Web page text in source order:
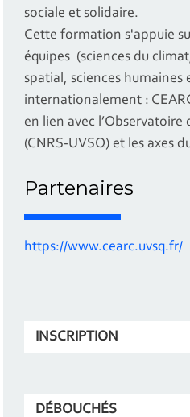
sociale et solidaire.
Cette formation s'appuie
équipes (sciences du
spatial, sciences humaines
internationalement :
en lien avec l’Observatoire
(CNRS-UVSQ) et les axes
Partenaires
https://www.cearc.uvsq.fr/
INSCRIPTION
DÉBOUCHÉS